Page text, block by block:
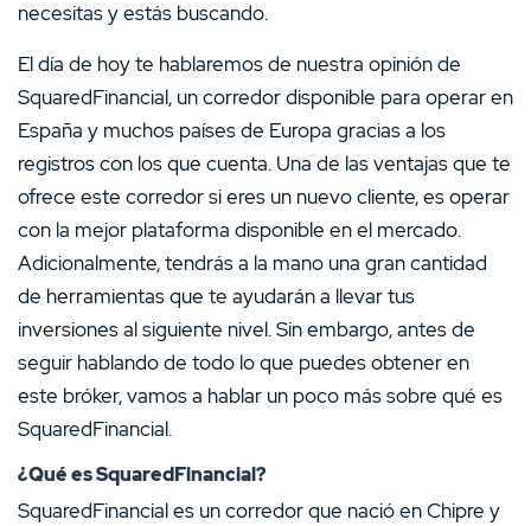
necesitas y estás buscando.
El día de hoy te hablaremos de nuestra opinión de
SquaredFinancial, un corredor disponible para operar en
España y muchos países de Europa gracias a los
registros con los que cuenta. Una de las ventajas que te
ofrece este corredor si eres un nuevo cliente, es operar
con la mejor plataforma disponible en el mercado.
Adicionalmente, tendrás a la mano una gran cantidad
de herramientas que te ayudarán a llevar tus
inversiones al siguiente nivel. Sin embargo, antes de
seguir hablando de todo lo que puedes obtener en
este bróker, vamos a hablar un poco más sobre qué es
SquaredFinancial.
¿Qué es SquaredFinancial?
SquaredFinancial es un corredor que nació en Chipre y